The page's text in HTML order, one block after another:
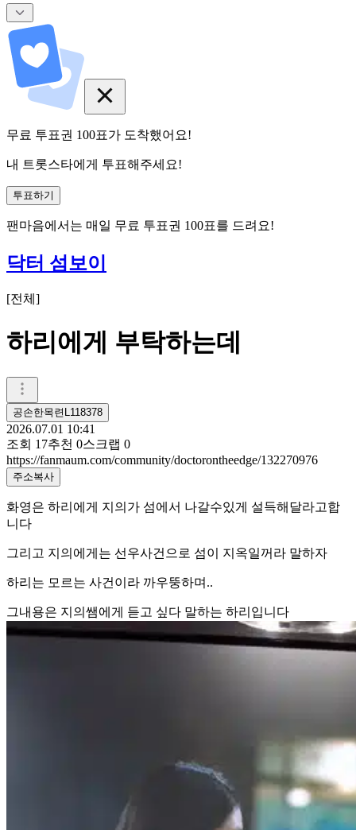
무료 투표권 100표가 도착했어요!
내 트롯스타에게 투표해주세요!
투표하기
팬마음에서는 매일 무료 투표권 100표를 드려요!
닥터 섬보이
[전체 ]
하리에게 부탁하는데
공손한목련L118378
2026.07.01 10:41
조회 17추천 0스크랩 0
https://fanmaum.com/community/doctorontheedge/132270976
주소복사
화영은 하리에게 지의가 섬에서 나갈수있게 설득해달라고합
니다
그리고 지의에게는 선우사건으로 섬이 지옥일꺼라 말하자
하리는 모르는 사건이라 까우뚱하며..
그내용은 지의쌤에게 듣고 싶다 말하는 하리입니다